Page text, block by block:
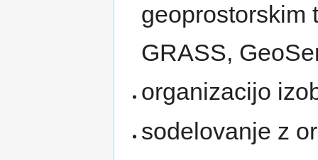
geoprostorskim
GRASS,
organizacijo
sodelovanje z